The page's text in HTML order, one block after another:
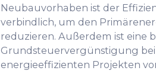
Neubauvorhaben ist der
verbindlich, um den
reduzieren. Außerdem ist eine
Grundsteuervergünstigung bei
energieeffizienten Projekten